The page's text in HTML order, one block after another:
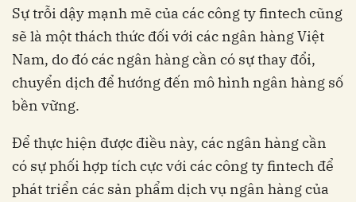
Sự trỗi dậy mạnh mẽ của các công ty fintech cũng
sẽ là một thách thức đối với các ngân hàng Việt
Nam, do đó các ngân hàng cần có sự thay đổi,
chuyển dịch để hướng đến mô hình ngân hàng số
bền vững.
Để thực hiện được điều này, các ngân hàng cần
có sự phối hợp tích cực với các công ty fintech để
phát triển các sản phẩm dịch vụ ngân hàng của